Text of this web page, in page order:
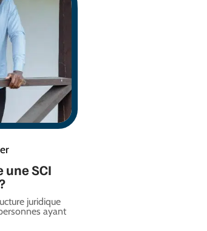
SCI
juridique
ayant